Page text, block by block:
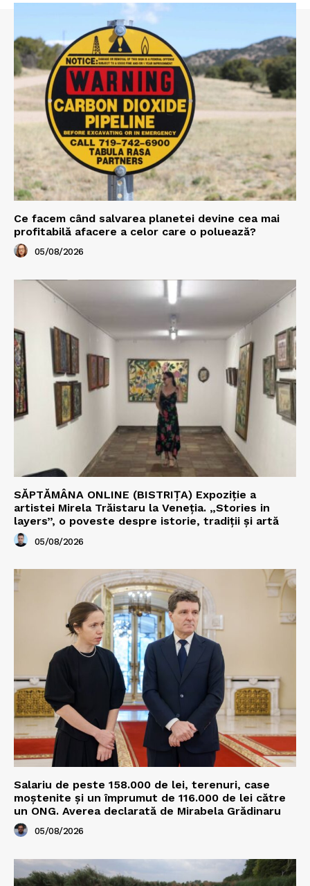
Ce facem când salvarea planetei devine cea mai
profitabilă afacere a celor care o poluează?
05/08/2026
SĂPTĂMÂNA ONLINE (BISTRIȚA) Expoziție a
artistei Mirela Trăistaru la Veneția. „Stories in
layers”, o poveste despre istorie, tradiții și artă
05/08/2026
Salariu de peste 158.000 de lei, terenuri, case
moștenite și un împrumut de 116.000 de lei către
un ONG. Averea declarată de Mirabela Grădinaru
05/08/2026